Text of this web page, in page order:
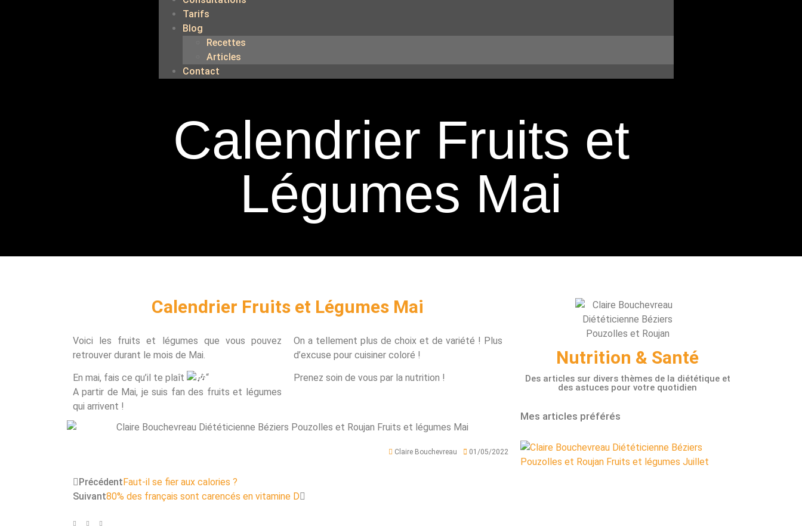
Tarifs
Blog
Recettes
Articles
Contact
Calendrier Fruits et
Légumes Mai
Calendrier Fruits et Légumes Mai
Voici les fruits et légumes que vous pouvez
retrouver durant le mois de Mai.
En mai, fais ce qu’il te plaît
“
A partir de Mai, je suis fan des fruits et légumes
qui arrivent !
On a tellement plus de choix et de variété ! Plus
d’excuse pour cuisiner coloré !
Prenez soin de vous par la nutrition !
Claire Bouchevreau 01/05/2022
Précédent Faut-il se fier aux calories ?
Suivant80% des français sont carencés en vitamine D
Nutrition & Santé
Des articles sur divers thèmes de la diététique et
des astuces pour votre quotidien
Mes articles préférés